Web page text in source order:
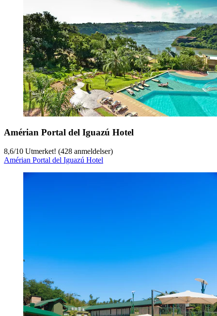
Amérian Portal del Iguazú Hotel
8,6/10 Utmerket! (428 anmeldelser)
Amérian Portal del Iguazú Hotel